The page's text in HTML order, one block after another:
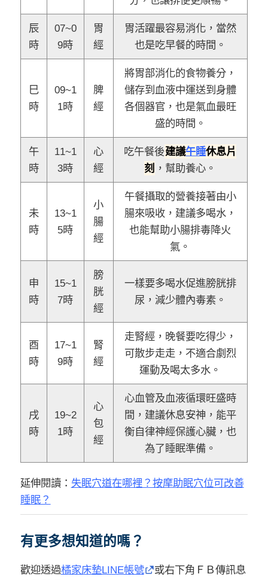
辰
時
07~0
9時
胃
經
胃活躍最容易消化，當然
也是吃早餐的時間。
巳
時
09~1
1時
脾
經
將胃部消化的食物養分，
儲存到血液中運送到身體
各個器官，也是氣血最旺
盛的時間。
午
時
11~1
3時
心
經
吃午餐後建議午睡休息片
刻
，幫助養心。
未
時
13~1
5時
小
腸
經
午餐攝取的營養接著由小
腸來吸收，建議多喝水，
也能幫助小腸排毒降火
氣。
申
時
15~1
7時
膀
胱
經
一樣要多喝水促進膀胱排
尿，減少體內毒素。
酉
時
17~1
9時
腎
經
走腎經，晚餐要吃得少，
可散步走走，不適合劇烈
運動及喝太多水。
戌
時
19~2
1時
心
包
經
心血管及血液循環旺盛時
間，建議休息安神，能平
衡自律神經保護心臟，也
為了睡眠準備。
延伸閱讀： 失眠穴道在哪裡？按摩助眠穴位可改善
睡眠？
有更多想知道的嗎？
歡迎透過橘家床墊LINE帳號
或右下角ＦＢ傳訊息